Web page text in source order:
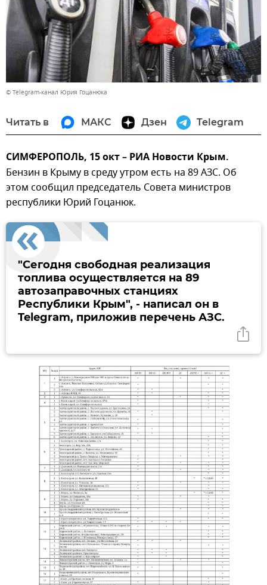
© Telegram-канал Юрия Гоцанюка
Читать в МАКС Дзен Telegram
СИМФЕРОПОЛЬ, 15 окт – РИА Новости Крым.
Бензин в Крыму в среду утром есть на 89 АЗС. Об
этом сообщил председатель Совета министров
республики Юрий Гоцанюк.
"Сегодня свободная реализация
топлива осуществляется на 89
автозаправочных станциях
Республики Крым", - написал он в
Telegram, приложив перечень АЗС.